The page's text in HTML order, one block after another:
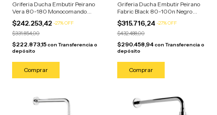
Griferia Ducha Embutir Peirano
Vera 80-180 Monocomando
Cromo Plateado Cromado
$242.253,42 -27%OFF
$331.854,00
$222.873,15con Transferencia o
depósito
Griferia Ducha Embutir Peirano
Fabric Black 80-100n Negro
Negro Mate
$315.716,24 -27%OFF
$432.488,00
$290.458,94con Transferencia o
depósito